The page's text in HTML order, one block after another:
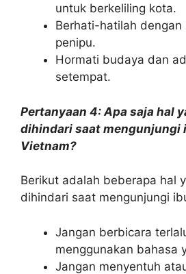
untuk berkeliling kota.
Berhati-hatilah dengan
penipu.
Hormati budaya dan
setempat.
Pertanyaan 4: Apa saja hal
dihindari saat mengunjungi
Vietnam?
Berikut adalah beberapa hal
dihindari saat mengunjungi
Jangan berbicara
menggunakan bahasa
Jangan menyentuh